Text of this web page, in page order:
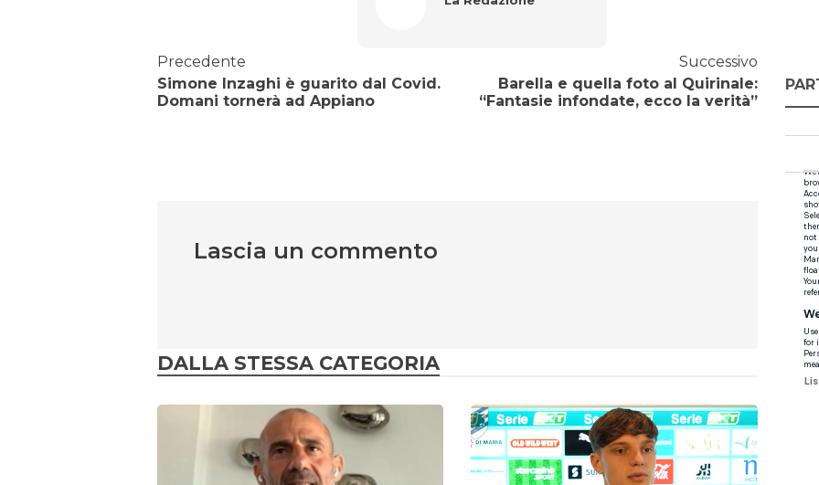
Precedente
Simone Inzaghi è guarito dal Covid.
Domani tornerà ad Appiano
Successivo
Barella e quella foto al Quirinale:
“Fantasie infondate, ecco la verità”
Lascia un commento
DALLA STESSA CATEGORIA